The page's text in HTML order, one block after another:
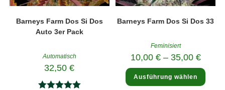
Barneys Farm Dos Si Dos
Auto 3er Pack
Automatisch
32,50€
Barneys Farm Dos Si Dos 33
Feminisiert
10,00 €– 35,00 €
Ausführung wählen
weist